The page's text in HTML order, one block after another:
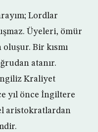
Lordlar
Üyeleri, ömür
Bir kısmı
atanır.
Kraliyet
yıl önce İngiltere
aristokratlardan